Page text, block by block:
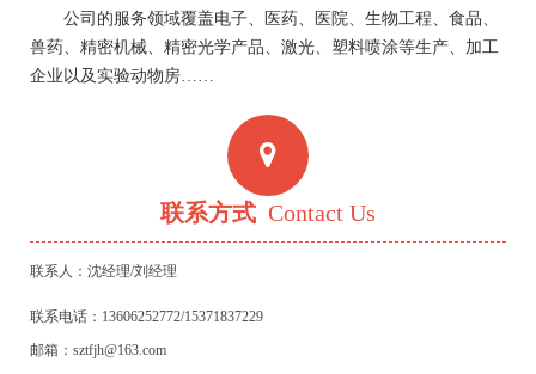
公司的服务领域覆盖电子、医药、医院、生物工程、食品、
兽药、精密机械、精密光学产品、激光、塑料喷涂等生产、加工
企业以及实验动物房……
联系方式 Contact Us
联系人：沈经理/刘经理
联系电话：13606252772/15371837229
邮箱：sztfjh@163.com